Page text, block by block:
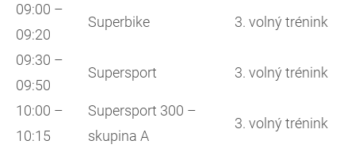
09:00 –
09:20
Superbike 3. volný trénink
09:30 –
09:50
Supersport 3. volný trénink
10:00 –
10:15
Supersport 300 –
skupina A
3. volný trénink